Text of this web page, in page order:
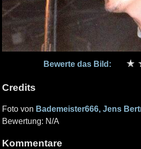
Bewerte das Bild:
Credits
Foto von Bademeister666, Jens
Bewertung: N/A
Kommentare